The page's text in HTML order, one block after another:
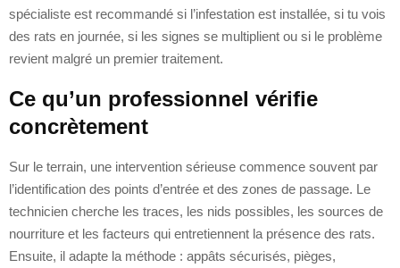
spécialiste est recommandé si l’infestation est installée, si tu vois
des rats en journée, si les signes se multiplient ou si le problème
revient malgré un premier traitement.
Ce qu’un professionnel vérifie
concrètement
Sur le terrain, une intervention sérieuse commence souvent par
l’identification des points d’entrée et des zones de passage. Le
technicien cherche les traces, les nids possibles, les sources de
nourriture et les facteurs qui entretiennent la présence des rats.
Ensuite, il adapte la méthode : appâts sécurisés, pièges,